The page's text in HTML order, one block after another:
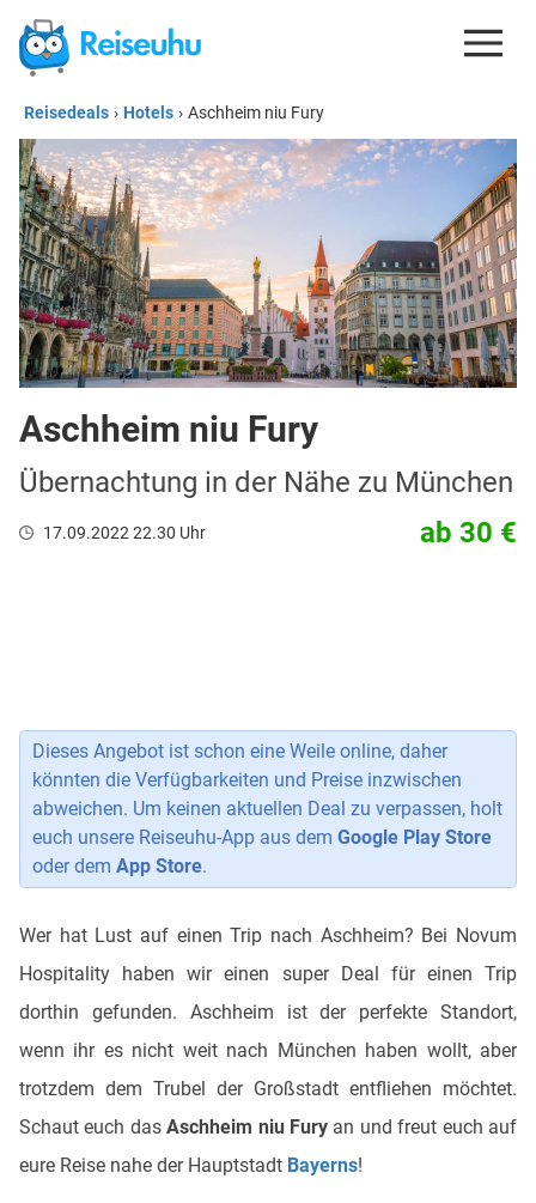
REISEDEALS
GUTSCHEINE
KREDITKARTEN
ESIM
REISEBLOG
Reisedeals › Hotels › Aschheim niu Fury
Aschheim niu Fury
Übernachtung in der Nähe zu München
17.09.2022 22.30 Uhr ab 30 €
Dieses Angebot ist schon eine Weile online, daher
könnten die Verfügbarkeiten und Preise inzwischen
abweichen. Um keinen aktuellen Deal zu verpassen, holt
euch unsere Reiseuhu-App aus dem Google Play Store
oder dem App Store.
Wer hat Lust auf einen Trip nach Aschheim? Bei Novum
Hospitality haben wir einen super Deal für einen Trip
dorthin gefunden. Aschheim ist der perfekte Standort,
wenn ihr es nicht weit nach München haben wollt, aber
trotzdem dem Trubel der Großstadt entfliehen möchtet.
Schaut euch dasAschheim niu Fury an und freut euch auf
eure Reise nahe der Hauptstadt Bayerns!